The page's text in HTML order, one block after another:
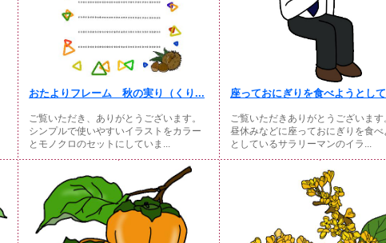
おたよりフレーム 秋の実り（くり...
ご覧いただき、ありがとうございます。
シンプルで使いやすいイラストをカラー
とモノクロのセットにしていま...
座っておにぎりを食べようとし
ご覧いただきありがとうございます
昼休みなどに座っておにぎりを食べ
としているサラリーマンのイラ...